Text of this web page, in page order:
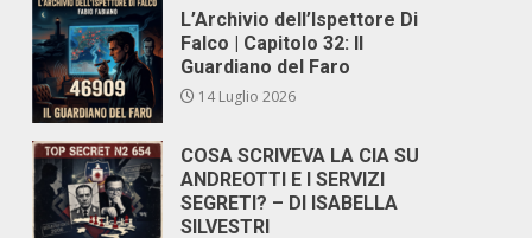
L’Archivio dell’Ispettore Di
Falco | Capitolo 32: Il
Guardiano del Faro
14 Luglio 2026
COSA SCRIVEVA LA CIA SU
ANDREOTTI E I SERVIZI
SEGRETI? – DI ISABELLA
SILVESTRI